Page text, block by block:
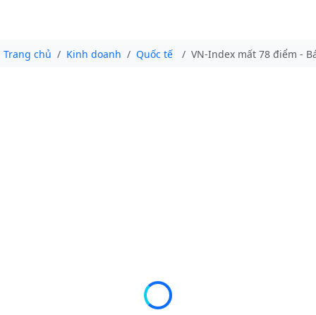
Trang chủ Kinh doanh Quốc tế VN-Index mất 78 điểm -